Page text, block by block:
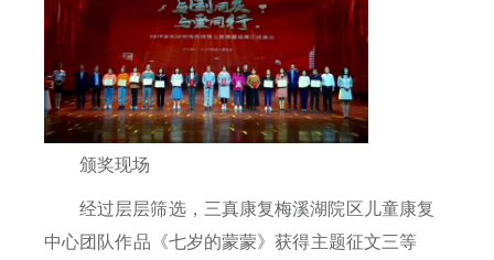
颁奖现场
经过层层筛选，三真康复梅溪湖院区儿童康复
中心团队作品《七岁的蒙蒙》获得主题征文三等